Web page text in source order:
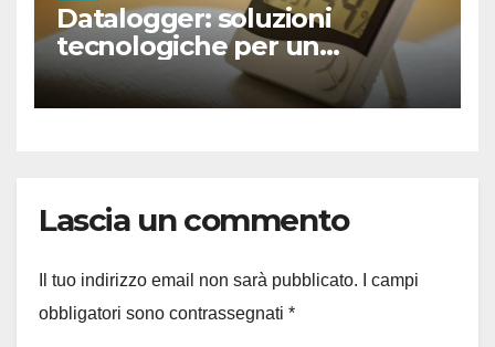
Datalogger: soluzioni
tecnologiche per un
monitoraggio smart
Lascia un commento
Il tuo indirizzo email non sarà pubblicato.
I campi
obbligatori sono contrassegnati *